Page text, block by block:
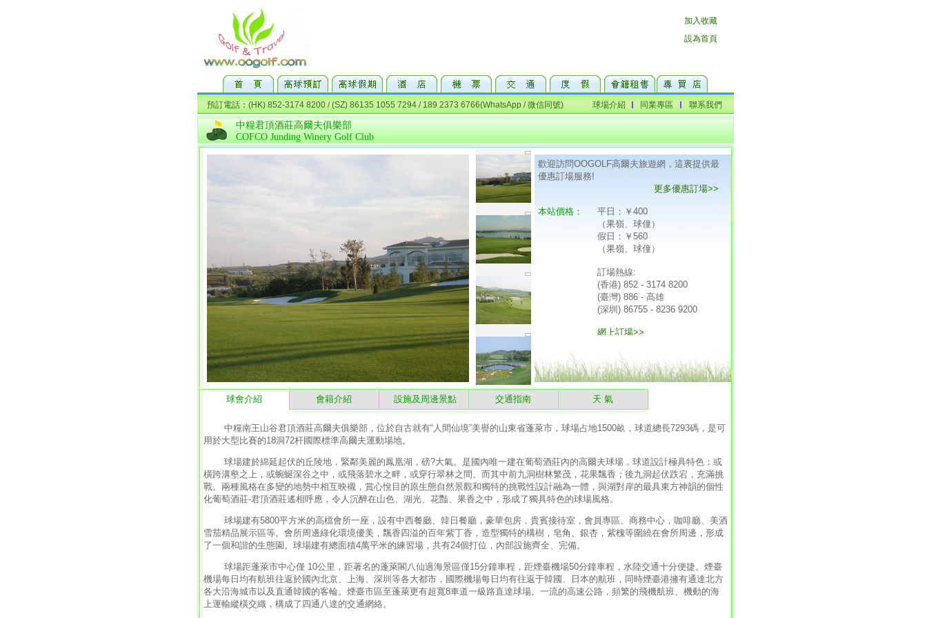
中糧君頂酒莊高爾夫俱樂部
COFCO Junding Winery Golf Club
歡迎訪問OOGOLF高爾夫旅遊網，這裏提供最
優惠訂場服務!
更多優惠訂場>>
本站價格：
平日：￥400
（果嶺、球僮）
假日：￥560
（果嶺、球僮）
球會介紹 會籍介紹 設施及周邊景點 交通指南 天 氣
中糧南王山谷君頂酒莊高爾夫俱樂部，位於自古就有“人間仙境”美譽的山東省蓬萊市，球場占地1500畝，球道總長7293碼，是可
用於大型比賽的18洞72杆國際標準高爾夫運動場地。
球場建於綿延起伏的丘陵地，緊鄰美麗的鳳凰湖，磅?大氣。是國內唯一建在葡萄酒莊內的高爾夫球場，球道設計極具特色：或
橫跨溝壑之上，或蜿蜒深谷之中，或飛落碧水之畔，或穿行翠林之間。而其中前九洞樹林繁茂，花果飄香；後九洞起伏跌宕，充滿挑
戰。兩種風格在多變的地勢中相互映襯，賞心悅目的原生態自然景觀和獨特的挑戰性設計融為一體，與湖對岸的最具東方神韻的個性
化葡萄酒莊-君頂酒莊遙相呼應，令人沉醉在山色、湖光、花豔、果香之中，形成了獨具特色的球場風格。
球場建有5800平方米的高檔會所一座，設有中西餐廳、韓日餐廳，豪華包房，貴賓接待室，會員專區、商務中心，咖啡廳、美酒
雪茄精品展示區等。會所周邊綠化環境優美，飄香四溢的百年紫丁香，造型獨特的構樹，皂角、銀杏，紫槐等圍繞在會所周邊，形成
了一個和諧的生態園。球場建有總面積4萬平米的練習場，共有24個打位，內部設施齊全、完備。
球場距蓬萊市中心僅 10公里，距著名的蓬萊閣八仙過海景區僅15分鐘車程，距煙臺機場50分鐘車程，水陸交通十分便捷。煙臺
機場每日均有航班往返於國內北京、上海、深圳等各大都市，國際機場每日均有往返于韓國、日本的航班，同時煙臺港擁有通達北方
各大沿海城市以及直通韓國的客輪。煙臺市區至蓬萊更有超寬8車道一級路直達球場。一流的高速公路，頻繁的飛機航班、機動的海
上運輸縱橫交織，構成了四通八達的交通網絡。